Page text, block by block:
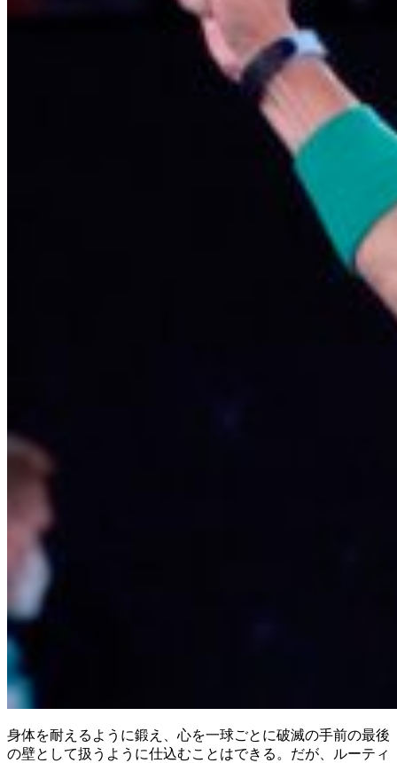
身体を耐えるように鍛え、心を一球ごとに破滅の手前の最後
の壁として扱うように仕込むことはできる。だが、ルーティ